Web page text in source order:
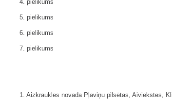
4. pielikums
5. pielikums
6. pielikums
7. pielikums
1. Aizkraukles novada Pļaviņu pilsētas, Aiviekstes,